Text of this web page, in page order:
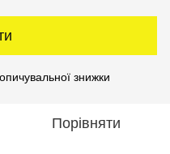
знижки
Порівняти